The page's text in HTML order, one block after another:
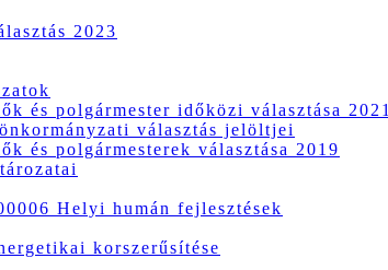
2023
és polgármester időközi választása 2021
választás jelöltjei
és polgármesterek választása 2019
Helyi humán fejlesztések
korszerűsítése